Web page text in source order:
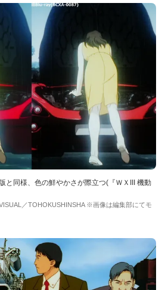
と同様、色の鮮やかさが際立つ(『ＷＸIII 機動
／TOHOKUSHINSHA ※画像は編集部にてモ